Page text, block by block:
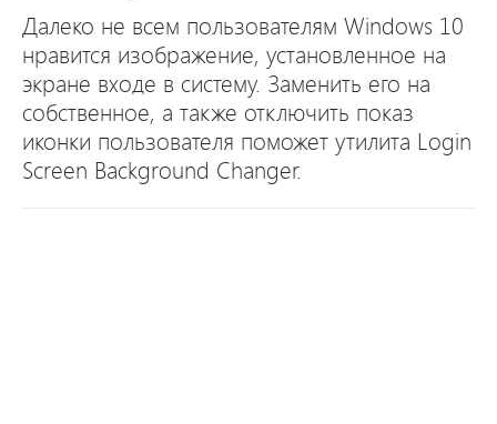
Далеко не всем пользователям Windows 10
нравится изображение, установленное на
экране входе в систему. Заменить его на
собственное, а также отключить показ
иконки пользователя поможет утилита Login
Screen Background Changer.